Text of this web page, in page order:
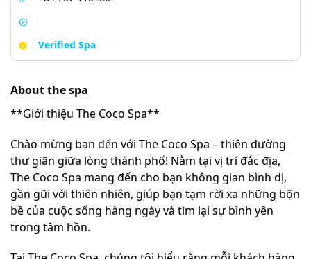
Verified Spa
About the spa
**Giới thiệu The Coco Spa**
Chào mừng bạn đến với The Coco Spa – thiên đường
thư giãn giữa lòng thành phố! Nằm tại vị trí đắc địa,
The Coco Spa mang đến cho bạn không gian bình dị,
gần gũi với thiên nhiên, giúp bạn tạm rời xa những bộn
bề của cuộc sống hàng ngày và tìm lại sự bình yên
trong tâm hồn.